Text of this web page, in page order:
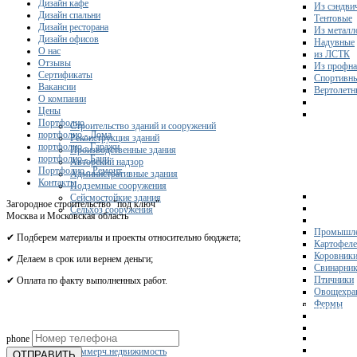
Из
Тентовые
Из
Надувные
из ЛСТК
Из
Строительство зданий и сооружений
Реконструкция зданий
Производственные здания
Авторский надзор
Административные здания
Подземные сооружения
Сейсмостойкие здания
Сельхоз сооружения
Коровники
Птичники
Фермы
Склады
Коммерч.недвижимость
Дизайн кафе
Дизайн спальни
Дизайн ресторана
Дизайн офисов
О нас
Отзывы
Сертификаты
Вакансии
О компании
Цены
Портфолио
портфолио - Дома
портфолио - Гаражи
портфолио - Бани
Портфолио - Ремонт
Контакты
Загородное строительство "под ключ"
Москва и Московская область
✔ Подберем материалы и проекты относительно бюджета;
✔ Делаем в срок или вернем деньги;
✔ Оплата по факту выполненных работ.
phone